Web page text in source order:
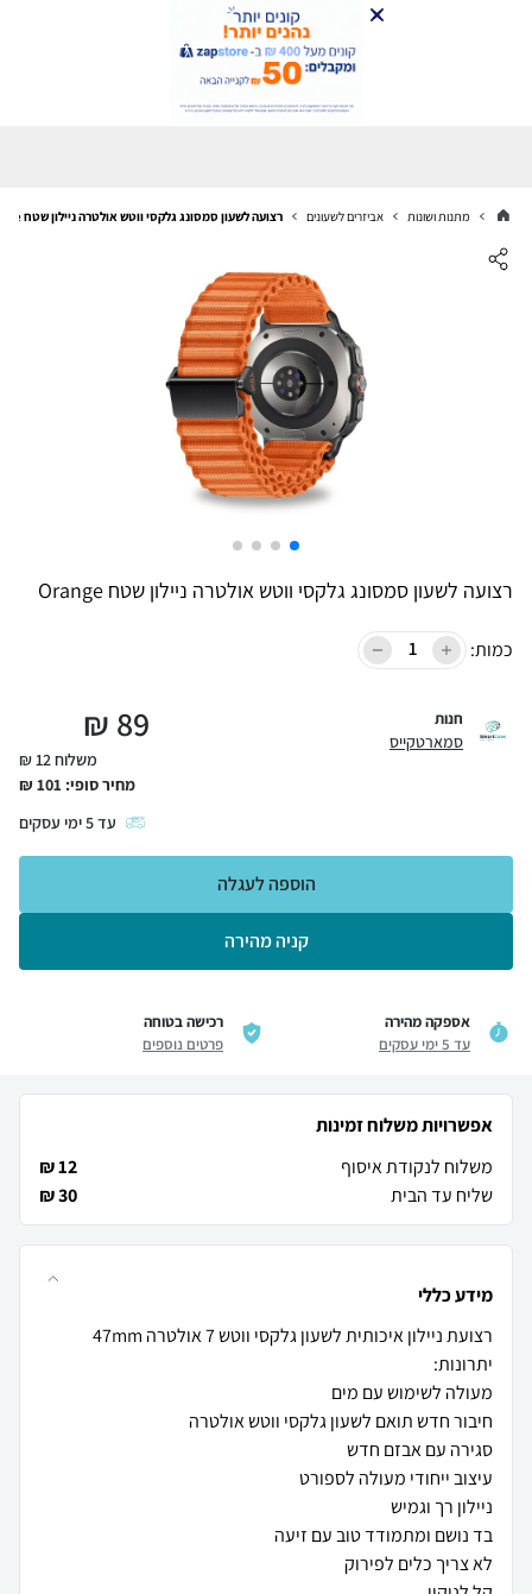
מתנות ושונות אביזרים לשעונים רצועה לשעון סמסונג גלקסי ווטש אולטרה ניילון שטח Orange
רצועה לשעון סמסונג גלקסי ווטש אולטרה ניילון שטח Orange
כמות:
חנות
סמארטקייס 89
₪
משלוח 12 ₪
מחיר סופי: 101
₪
עד5ימי עסקים
קניה מהירה
הוספה לעגלה
אספקה מהירה
עד 5 ימי עסקים
רכישה בטוחה
פרטים נוספים
אפשרויות משלוח זמינות
משלוח לנקודת איסוף
12 ₪
שליח עד הבית
30 ₪
מידע כללי